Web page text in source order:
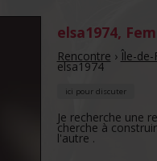
elsa1974,
Rencontre › Île-de-
elsa1974
ici pour discuter
Je recherche une
cherche à
l'autre .